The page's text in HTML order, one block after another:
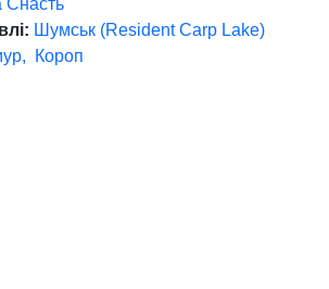
Снасть
Шумськ (Resident Carp Lake)
Короп